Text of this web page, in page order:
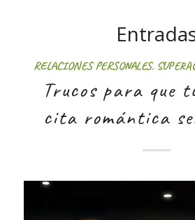
RELACIONES PERSONALES,
Trucos para que
cita romántica